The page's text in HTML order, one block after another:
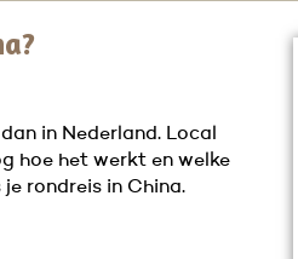
in Nederland. Local
hoe het werkt en welke
rondreis in China.